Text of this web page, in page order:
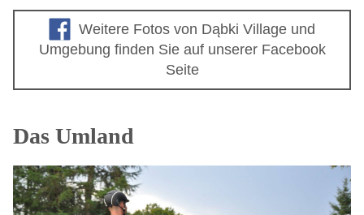
Weitere Fotos von Dąbki Village und
Umgebung finden Sie auf unserer Facebook
Seite
Das Umland